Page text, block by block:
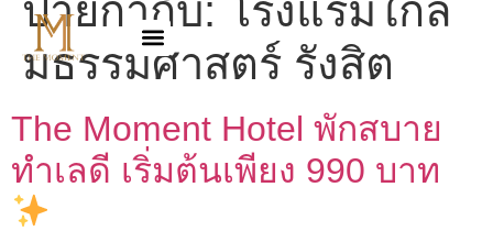
ป้ายกำกับ: โรงแรมใกล้
มธรรมศาสตร์ รังสิต
The Moment Hotel พักสบาย
ทำเลดี เริ่มต้นเพียง 990 บาท